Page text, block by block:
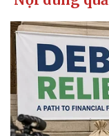
Bóng đá
Lịch thi đấu bóng đá
Thế giới thể thao
eSports
Hậu trường